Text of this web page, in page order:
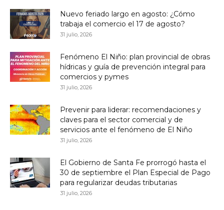
Nuevo feriado largo en agosto: ¿Cómo
trabaja el comercio el 17 de agosto?
31 julio, 2026
Fenómeno El Niño: plan provincial de obras
hídricas y guía de prevención integral para
comercios y pymes
31 julio, 2026
Prevenir para liderar: recomendaciones y
claves para el sector comercial y de
servicios ante el fenómeno de El Niño
31 julio, 2026
El Gobierno de Santa Fe prorrogó hasta el
30 de septiembre el Plan Especial de Pago
para regularizar deudas tributarias
31 julio, 2026